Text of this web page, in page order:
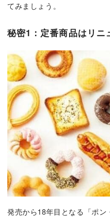
てみましょう。
秘密1：定番商品はリニ
発売から18年目となる「ポ